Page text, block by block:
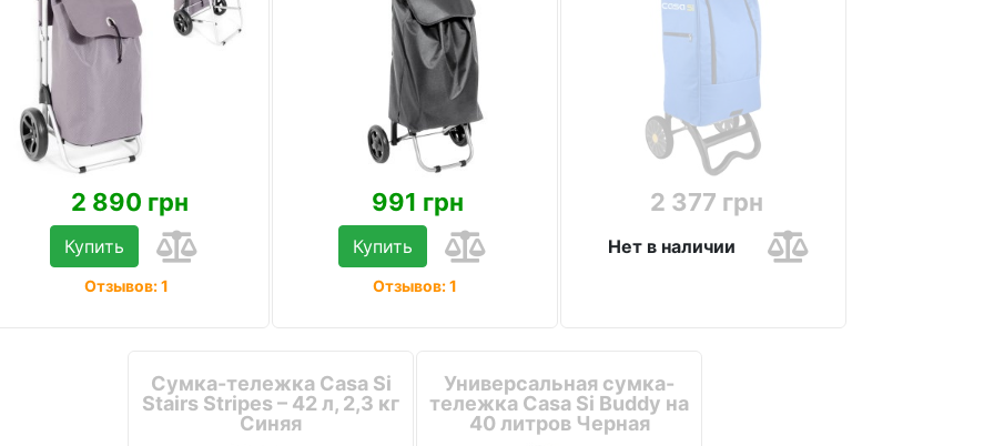
2 890 грн
Купить
Отзывов: 1
991 грн
Купить
Отзывов: 1
2 377 грн
Нет в наличии
Сумка-тележка Casa Si
Stairs Stripes – 42 л, 2,3 кг
Синяя
Универсальная сумка-
тележка Casa Si Buddy на
40 литров Черная